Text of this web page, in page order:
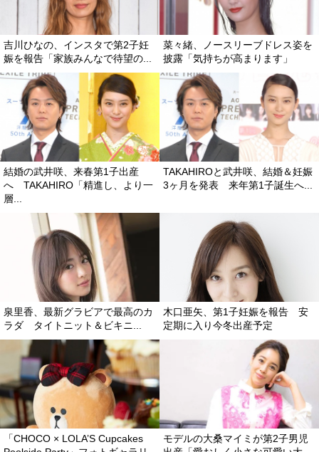
吉川ひなの、インスタで第2子妊
娠を報告「家族みんなで待望の...
菜々緒、ノースリーブドレス姿を
披露「気持ちが高まります」
結婚の武井咲、来春第1子出産
へ TAKAHIRO「精進し、より一
層...
TAKAHIROと武井咲、結婚＆妊娠
3ヶ月を発表 来年第1子誕生へ...
泉里香、最新グラビアで最高のカ
ラダ タイトニット＆ビキニ...
木口亜矢、第1子妊娠を報告 安
定期に入り今冬出産予定
「CHOCO × LOLA’S Cupcakes
モデルの大桑マイミが第2子男児